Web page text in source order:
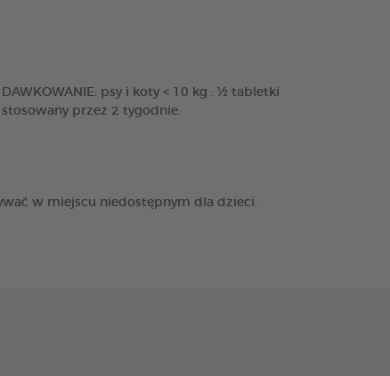
psy i koty < 10 kg : ½ tabletki
przez 2 tygodnie.
w miejscu niedostępnym dla dzieci.